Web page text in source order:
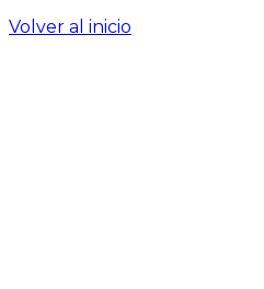
Volver al inicio